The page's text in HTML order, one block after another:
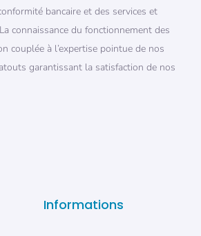
bancaire et des services et
connaissance du fonctionnement des
couplée à l’expertise pointue de nos
garantissant la satisfaction de nos
Informations